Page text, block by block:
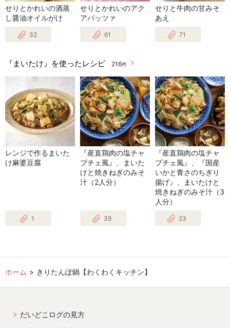
せりとかれいの酒蒸
し醤油オイルがけ
32
せりとかれいのアク
アパッツァ
61
せりと牛肉の甘みそ
あえ
71
『まいたけ』を使ったレシピ 216件
レンジで作るまいた
け麻婆豆腐
1
『産直鶏肉の塩チャ
プチェ風』、まいた
けと焼きねぎのみそ
汁（2人分）
39
『産直鶏肉の塩チャ
プチェ風』、『国産
いかと青さのちぎり
揚げ』、まいたけと
焼きねぎのみそ汁（3
人分）
23
ホーム きりたんぽ鍋【わくわくキッチン】
だいどこログの見方